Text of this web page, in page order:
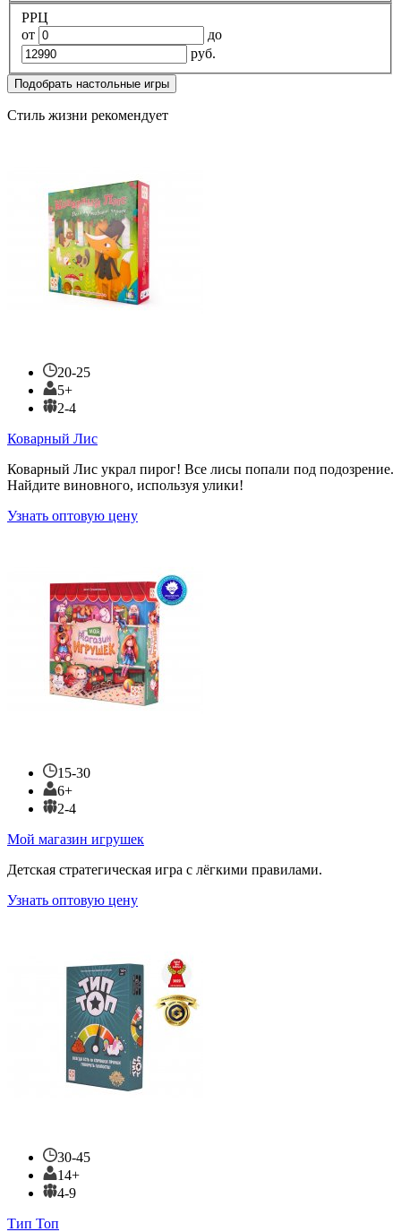
РРЦ
от
до
руб.
Подобрать настольные игры
Стиль жизни рекомендует
20-25
5+
2-4
Коварный Лис
Коварный Лис украл пирог! Все лисы попали под подозрение.
Найдите виновного, используя улики!
Узнать оптовую цену
15-30
6+
2-4
Мой магазин игрушек
Детская стратегическая игра с лёгкими правилами.
Узнать оптовую цену
30-45
14+
4-9
Тип Топ